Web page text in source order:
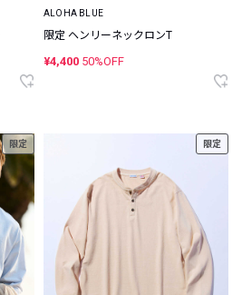
ALOHA BLUE
限定 ヘンリーネックロンT
¥4,400 50%OFF
限定 限定